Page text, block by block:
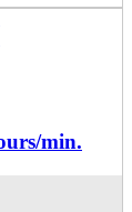
min.